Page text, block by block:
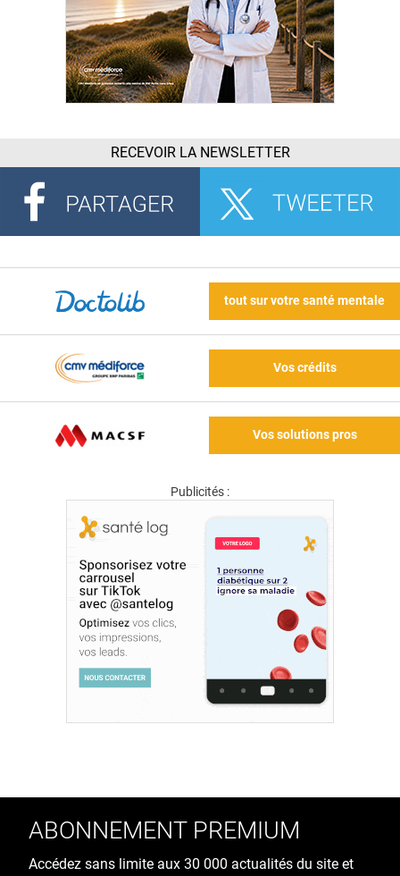
RECEVOIR LA NEWSLETTER
tout sur votre santé mentale
Vos crédits
Vos solutions pros
Publicités :
ABONNEMENT PREMIUM
Accédez sans limite aux 30 000 actualités du site et